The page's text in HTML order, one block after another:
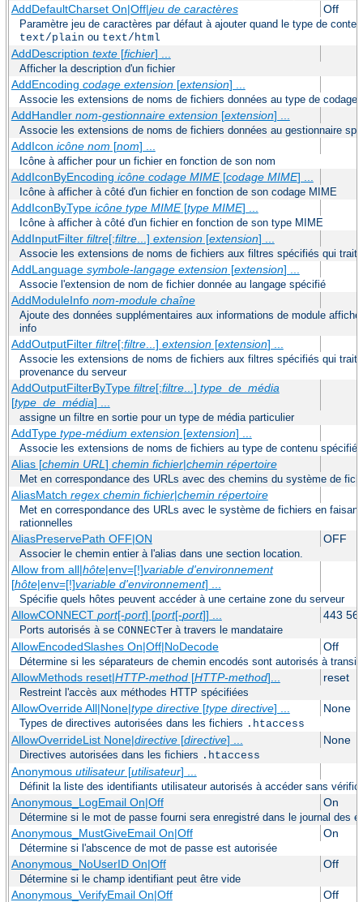
AddDefaultCharset On|Off|jeu de caractères Off
Paramètre jeu de caractères par défaut à ajouter quand le type de
text/plain ou text/html
AddDescription texte[fichier] ...
Afficher la description d'un fichier
AddEncoding codage extension[extension] ...
Associe les extensions de noms de fichiers données au type de codage
AddHandler nom-gestionnaire extension[extension] ...
Associe les extensions de noms de fichiers données au gestionnaire
AddIcon icône nom [nom] ...
Icône à afficher pour un fichier en fonction de son nom
AddIconByEncoding icône codage MIME[codage MIME] ...
Icône à afficher à côté d'un fichier en fonction de son codage MIME
AddIconByType icône type MIME[type MIME] ...
Icône à afficher à côté d'un fichier en fonction de son type MIME
AddInputFilter filtre[;filtre...] extension[extension] ...
Associe les extensions de noms de fichiers aux filtres spécifiés qui
AddLanguage symbole-langage extension[extension] ...
Associe l'extension de nom de fichier donnée au langage spécifié
AddModuleInfo nom-module chaîne
Ajoute des données supplémentaires aux informations de module
info
AddOutputFilter filtre[;filtre...] extension[extension] ...
Associe les extensions de noms de fichiers aux filtres spécifiés qui
provenance du serveur
AddOutputFilterByType filtre[;filtre...] type_de_média
[type_de_média] ...
assigne un filtre en sortie pour un type de média particulier
AddType type-médium extension[extension] ...
Associe les extensions de noms de fichiers au type de contenu spécifié
Alias [chemin URL ] chemin fichier|chemin répertoire
Met en correspondance des URLs avec des chemins du système de
AliasMatch regex chemin fichier|chemin répertoire
Met en correspondance des URLs avec le système de fichiers en
rationnelles
AliasPreservePath OFF|ON OFF
Associer le chemin entier à l'alias dans une section location.
Allow from all|hôte|env=[!]variable d'environnement
[hôte|env=[!]variable d'environnement] ...
Spécifie quels hôtes peuvent accéder à une certaine zone du serveur
AllowCONNECT port[-port] [port[-port]] ... 443
Ports autorisés à se CONNECTer à travers le mandataire
AllowEncodedSlashes On|Off|NoDecode Off
Détermine si les séparateurs de chemin encodés sont autorisés à
AllowMethods reset|HTTP-method[HTTP-method]... reset
Restreint l'accès aux méthodes HTTP spécifiées
AllowOverride All|None|type directive[type directive] ... None
Types de directives autorisées dans les fichiers .htaccess
AllowOverrideList None|directive[directive] ... None
Directives autorisées dans les fichiers .htaccess
Anonymous utilisateur[utilisateur] ...
Définit la liste des identifiants utilisateur autorisés à accéder sans
Anonymous_LogEmail On|Off On
Détermine si le mot de passe fourni sera enregistré dans le journal des
Anonymous_MustGiveEmail On|Off On
Détermine si l'abscence de mot de passe est autorisée
Anonymous_NoUserID On|Off Off
Détermine si le champ identifiant peut être vide
Anonymous_VerifyEmail On|Off Off